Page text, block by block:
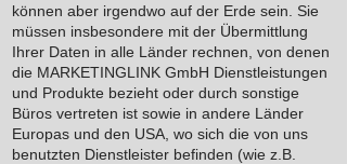
können aber irgendwo auf der Erde sein. Sie
müssen insbesondere mit der Übermittlung
Ihrer Daten in alle Länder rechnen, von denen
die MARKETINGLINK GmbH Dienstleistungen
und Produkte bezieht oder durch sonstige
Büros vertreten ist sowie in andere Länder
Europas und den USA, wo sich die von uns
benutzten Dienstleister befinden (wie z.B.